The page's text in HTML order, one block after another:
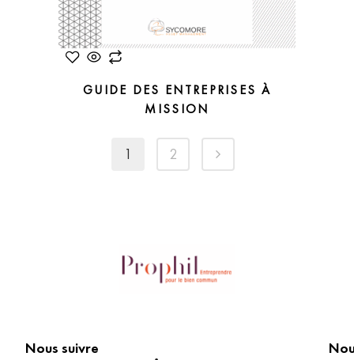
GUIDE DES ENTREPRISES À
MISSION
1 2
Nous suivre